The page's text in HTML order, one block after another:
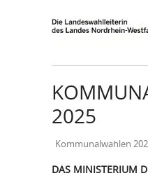
2025
Kommunalwahlen
DAS MINISTERIUM